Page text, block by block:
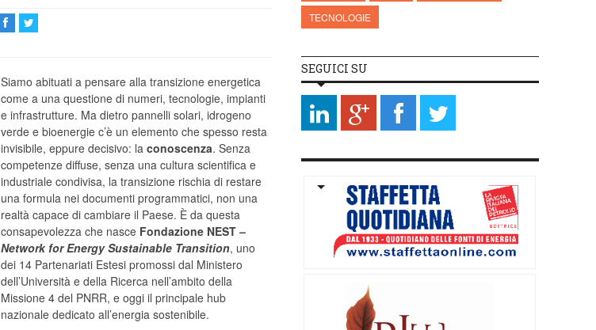
Siamo abituati a pensare alla transizione energetica
come a una questione di numeri, tecnologie, impianti
e infrastrutture. Ma dietro pannelli solari, idrogeno
verde e bioenergie c’è un elemento che spesso resta
invisibile, eppure decisivo: laconoscenza. Senza
competenze diffuse, senza una cultura scientifica e
industriale condivisa, la transizione rischia di restare
una formula nei documenti programmatici, non una
realtà capace di cambiare il Paese. È da questa
consapevolezza che nasce Fondazione NEST–
Network for Energy Sustainable Transition, uno
dei 14 Partenariati Estesi promossi dal Ministero
dell’Università e della Ricerca nell’ambito della
Missione 4 del PNRR, e oggi il principale hub
nazionale dedicato all’energia sostenibile.
TECNOLOGIE
SEGUICI SU